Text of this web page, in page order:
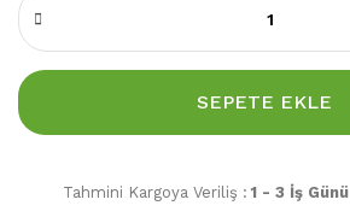
SEPETE EKLE
Tahmini Kargoya Veriliş : 1 - 3 İş Günü